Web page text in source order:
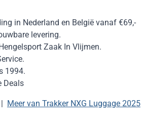
in Nederland en België vanaf €69,-
levering.
Zaak In Vlijmen.
1994.
Deals
Meer van Trakker NXG Luggage 2025